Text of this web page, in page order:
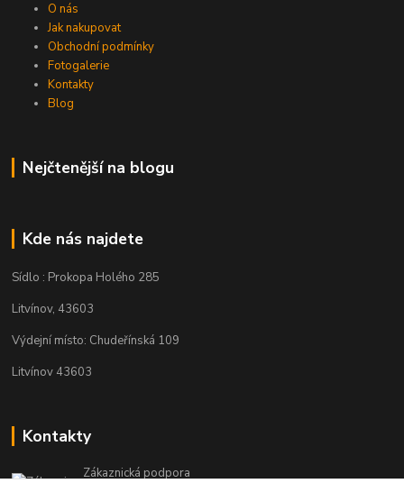
O nás
Jak nakupovat
Obchodní podmínky
Fotogalerie
Kontakty
Blog
Nejčtenější na blogu
Kde nás najdete
Sídlo : Prokopa Holého 285
Litvínov, 43603
Výdejní místo: Chudeřínská 109
Litvínov 43603
Kontakty
Zákaznická podpora